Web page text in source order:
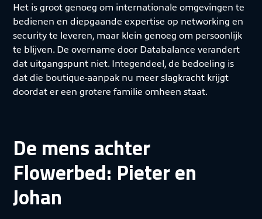
Het is groot genoeg om internationale omgevingen te
bedienen en diepgaande expertise op networking en
security te leveren, maar klein genoeg om persoonlijk
te blijven. De overname door Databalance verandert
dat uitgangspunt niet. Integendeel, de bedoeling is
dat die boutique-aanpak nu meer slagkracht krijgt
doordat er een grotere familie omheen staat.
De mens achter
Flowerbed: Pieter en
Johan